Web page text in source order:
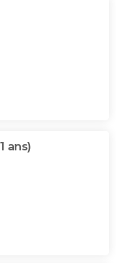
ans)